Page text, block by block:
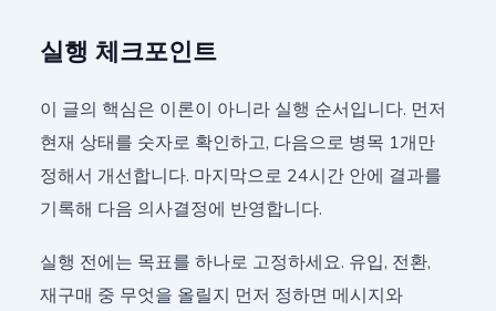
실행 체크포인트
이 글의 핵심은 이론이 아니라 실행 순서입니다. 먼저
현재 상태를 숫자로 확인하고, 다음으로 병목 1개만
정해서 개선합니다. 마지막으로 24시간 안에 결과를
기록해 다음 의사결정에 반영합니다.
실행 전에는 목표를 하나로 고정하세요. 유입, 전환,
재구매 중 무엇을 올릴지 먼저 정하면 메시지와